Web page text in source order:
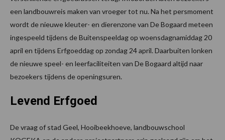
een landbouwreis maken van vroeger tot nu. Na het persmoment
wordt de nieuwe kleuter- en dierenzone van De Bogaard meteen
ingespeeld tijdens de Buitenspeeldag op woensdagnamiddag 20
april en tijdens Erfgoeddag op zondag 24 april. Daarbuiten lonken
de nieuwe speel- en leerfaciliteiten van De Bogaard altijd naar
bezoekers tijdens de openingsuren.
Levend Erfgoed
De vraag of stad Geel, Hooibeekhoeve, landbouwschool